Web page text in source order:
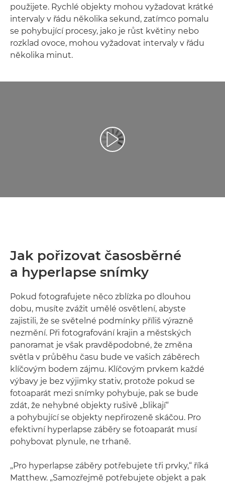
použijete. Rychlé objekty mohou vyžadovat krátké
intervaly v řádu několika sekund, zatímco pomalu
se pohybující procesy, jako je růst květiny nebo
rozklad ovoce, mohou vyžadovat intervaly v řádu
několika minut.
Přehrát video
Jak pořizovat časosběrné
a hyperlapse snímky
Pokud fotografujete něco zblízka po dlouhou
dobu, musíte zvážit umělé osvětlení, abyste
zajistili, že se světelné podmínky příliš výrazně
nezmění. Při fotografování krajin a městských
panoramat je však pravděpodobné, že změna
světla v průběhu času bude ve vašich záběrech
klíčovým bodem zájmu. Klíčovým prvkem každé
výbavy je bez výjimky stativ, protože pokud se
fotoaparát mezi snímky pohybuje, pak se bude
zdát, že nehybné objekty rušivě „blikají“
a pohybující se objekty nepřirozeně skáčou. Pro
efektivní hyperlapse záběry se fotoaparát musí
pohybovat plynule, ne trhaně.
„Pro hyperlapse záběry potřebujete tři prvky,“ říká
Matthew. „Samozřejmě potřebujete objekt a pak